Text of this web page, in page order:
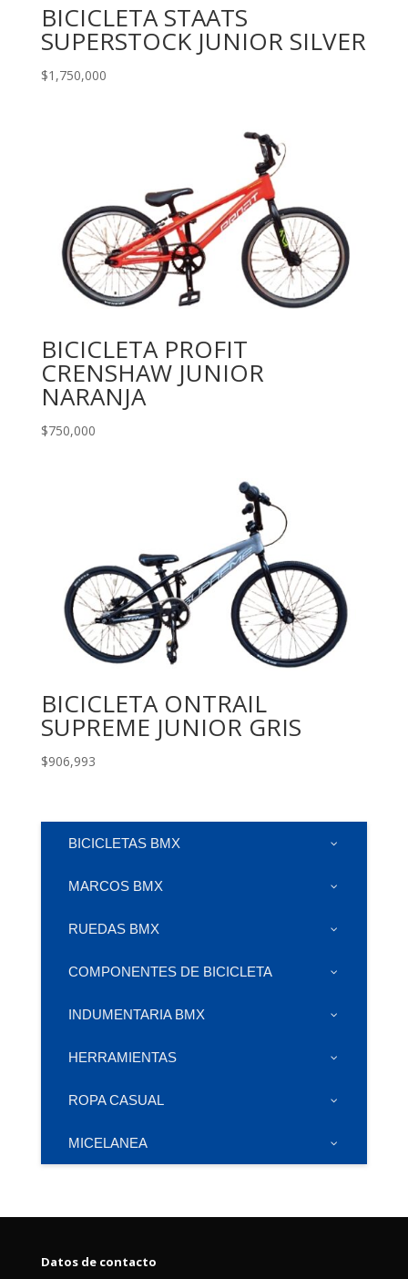
BICICLETA STAATS
SUPERSTOCK JUNIOR SILVER
$1,750,000
BICICLETA PROFIT
CRENSHAW JUNIOR
NARANJA
$750,000
BICICLETA ONTRAIL
SUPREME JUNIOR GRIS
$906,993
BICICLETAS BMX
MARCOS BMX
RUEDAS BMX
COMPONENTES DE BICICLETA
INDUMENTARIA BMX
HERRAMIENTAS
ROPA CASUAL
MICELANEA
Datos de contacto